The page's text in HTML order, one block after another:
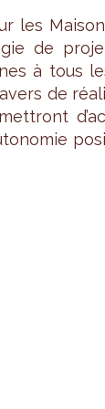
les
de
à tous
de